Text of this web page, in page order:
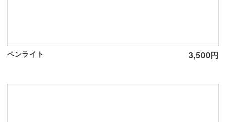
ペンライト 3,500円